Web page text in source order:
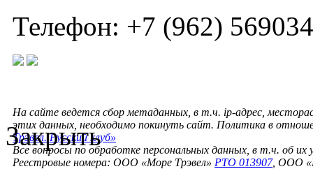
Телефон: +7 (962)
На сайте ведется сбор метаданных, в т.ч. ip-адрес,
этих данных, необходимо покинуть сайт. Политика в
Трэвел. Русский клуб»
Все вопросы по обработке персональных данных, в т.ч. об их
Реестровые номера: ООО «Море Трэвел» РТО 013907, ООО
Закрыть